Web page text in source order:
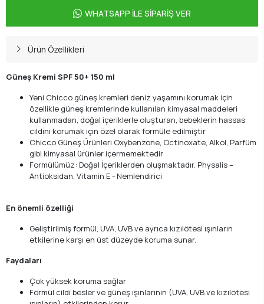
WHATSAPP İLE SİPARİŞ VER
Ürün Özellikleri
Güneş Kremi SPF 50+ 150 ml
Yeni Chicco güneş kremleri deniz yaşamını korumak için
özellikle güneş kremlerinde kullanılan kimyasal maddeleri
kullanmadan, doğal içeriklerle oluşturan, bebeklerin hassas
cildini korumak için özel olarak formüle edilmiştir
Chicco Güneş Ürünleri Oxybenzone, Octinoxate, Alkol, Parfüm
gibi kimyasal ürünler içermemektedir
Formülümüz: Doğal İçeriklerden oluşmaktadır. Physalis –
Antioksidan, Vitamin E - Nemlendirici
En önemli özelliği
Geliştirilmiş formül, UVA, UVB ve ayrıca kızılötesi ışınların
etkilerine karşı en üst düzeyde koruma sunar.
Faydaları
Çok yüksek koruma sağlar
Formül cildi besler ve güneş ışınlarının (UVA, UVB ve kızılötesi